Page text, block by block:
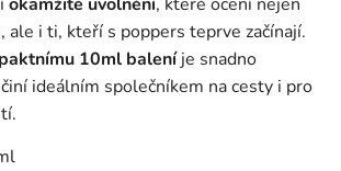
ale i ti, kteří s poppers teprve začínají.
10ml baleníje snadno
ideálním společníkem na cesty i pro